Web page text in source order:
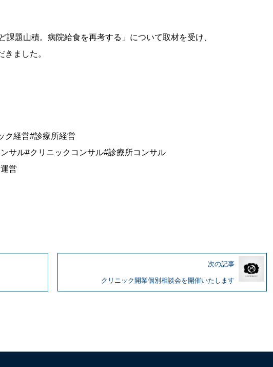
課題山積。病院給食を再考する」について取材を受け、
ました。
ク経営#診療所経営
サル#クリニックコンサル#診療所コンサル
営
次の記事
クリニック開業個別相談会を開催いたします